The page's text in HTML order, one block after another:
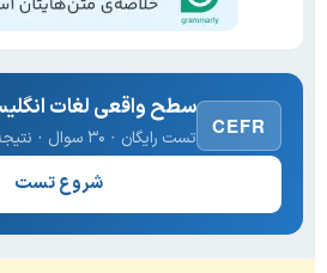
CEFR
سطح واقعی لغات
تست رایگان · ۳۰ سوال · نتیجه فوری
شروع تست